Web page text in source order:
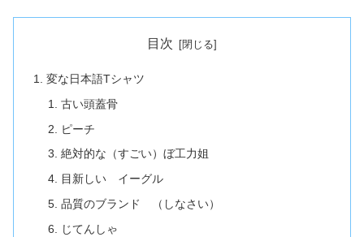
目次
変な日本語Tシャツ
古い頭蓋骨
ピーチ
絶対的な（すごい）ぼ工力姐
目新しい イーグル
品質のブランド （しなさい）
じてんしゃ